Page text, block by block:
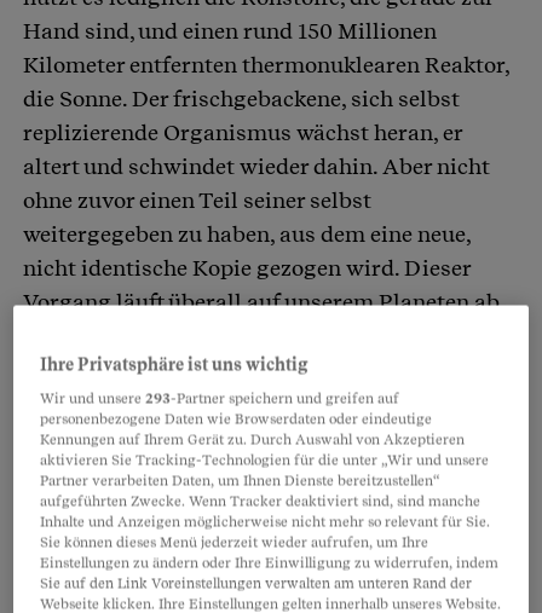
Hand sind, und einen rund 150 Millionen
Kilometer entfernten thermonuklearen Reaktor,
die Sonne. Der frischgebackene, sich selbst
replizierende Organismus wächst heran, er
altert und schwindet wieder dahin. Aber nicht
ohne zuvor einen Teil seiner selbst
weitergegeben zu haben, aus dem eine neue,
nicht identische Kopie gezogen wird. Dieser
Vorgang läuft überall auf unserem Planeten ab,
geheimnisvoll. Seit mindestens 3,5 Milliarden
Jahren ist dieser Prozess bereits im Gange, und
die Forscher werden wohl nie restlos
zufriedenstellend erklären können, wie das
Ganze begann.
Partnerinhalte
Ihre Privatsphäre ist uns wichtig
Wir und unsere293-Partner speichern und greifen auf
personenbezogene Daten wie Browserdaten oder eindeutige
Kennungen auf Ihrem Gerät zu. Durch Auswahl von Akzeptieren
aktivieren Sie Tracking-Technologien für die unter „Wir und unsere
Partner verarbeiten Daten, um Ihnen Dienste bereitzustellen“
aufgeführten Zwecke. Wenn Tracker deaktiviert sind, sind manche
Inhalte und Anzeigen möglicherweise nicht mehr so relevant für Sie.
Sie können dieses Menü jederzeit wieder aufrufen, um Ihre
Einstellungen zu ändern oder Ihre Einwilligung zu widerrufen, indem
Sie auf den Link Voreinstellungen verwalten am unteren Rand der
Webseite klicken. Ihre Einstellungen gelten innerhalb unseres Website.